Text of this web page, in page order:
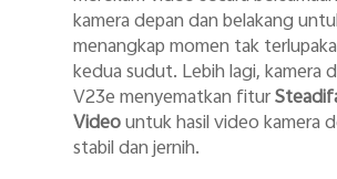
kamera depan dan belakang
menangkap momen tak
kedua sudut. Lebih lagi, kamera
V23e menyematkan fitur
Videountuk hasil video kamera
stabil dan jernih.